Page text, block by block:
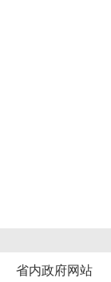
省内政府网站